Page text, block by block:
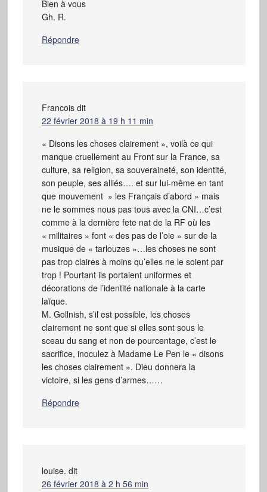
Bien à vous
Gh. R.
Répondre
Francois dit
22 février 2018 à 19 h 11 min
« Disons les choses clairement », voilà ce qui
manque cruellement au Front sur la France, sa
culture, sa religion, sa souveraineté, son identité,
son peuple, ses alliés…. et sur lui-même en tant
que mouvement » les Français d’abord » mais
ne le sommes nous pas tous avec la CNI…c’est
comme à la dernière fete nat de la RF où les
« militaires » font « des pas de l’oie » sur de la
musique de « tarlouzes »…les choses ne sont
pas trop claires à moins qu’elles ne le soient par
trop ! Pourtant ils portaient uniformes et
décorations de l’identité nationale à la carte
laïque.
M. Gollnish, s’il est possible, les choses
clairement ne sont que si elles sont sous le
sceau du sang et non de pourcentage, c’est le
sacrifice, inoculez à Madame Le Pen le « disons
les choses clairement ». Dieu donnera la
victoire, si les gens d’armes……
Répondre
louise. dit
26 février 2018 à 2 h 56 min